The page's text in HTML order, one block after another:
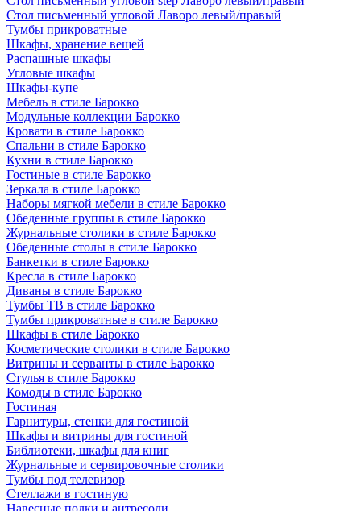
Стол письменный угловой Лаворо левый/правый
Тумбы прикроватные
Шкафы, хранение вещей
Распашные шкафы
Угловые шкафы
Шкафы-купе
Мебель в стиле Барокко
Модульные коллекции Барокко
Кровати в стиле Барокко
Спальни в стиле Барокко
Кухни в стиле Барокко
Гостиные в стиле Барокко
Зеркала в стиле Барокко
Наборы мягкой мебели в стиле Барокко
Обеденные группы в стиле Барокко
Журнальные столики в стиле Барокко
Обеденные столы в стиле Барокко
Банкетки в стиле Барокко
Кресла в стиле Барокко
Диваны в стиле Барокко
Тумбы ТВ в стиле Барокко
Тумбы прикроватные в стиле Барокко
Шкафы в стиле Барокко
Косметические столики в стиле Барокко
Витрины и серванты в стиле Барокко
Стулья в стиле Барокко
Комоды в стиле Барокко
Гостиная
Гарнитуры, стенки для гостиной
Шкафы и витрины для гостиной
Библиотеки, шкафы для книг
Журнальные и сервировочные столики
Тумбы под телевизор
Стеллажи в гостиную
Навесные полки и антресоли